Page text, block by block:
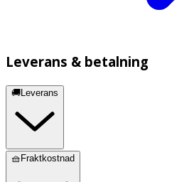
Leverans & betalning
🚚Leverans
🧺Fraktkostnad